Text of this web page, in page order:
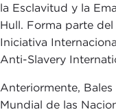
la Esclavitud y la
Hull. Forma parte
Iniciativa
Anti-Slavery
Anteriormente,
Mundial de las